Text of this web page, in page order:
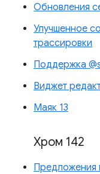
Обновления
Улучшенное
трассировки
Поддержка
Виджет
Маяк 13
Хром 142
Предложения